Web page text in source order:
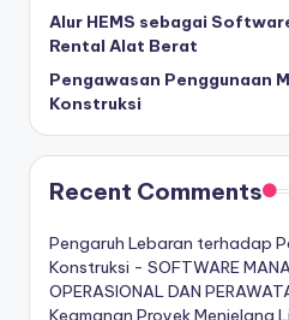
Alur HEMS sebagai
Rental Alat Berat
Pengawasan Penggunaan
Konstruksi
Recent Comments
Pengaruh Lebaran terhadap
Konstruksi - SOFTWARE
OPERASIONAL DAN
Keamanan Proyek Menjelang